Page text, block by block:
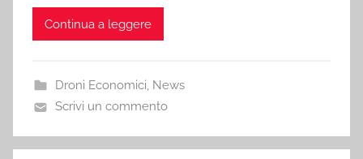
Continua a leggere
Droni Economici, News
Scrivi un commento